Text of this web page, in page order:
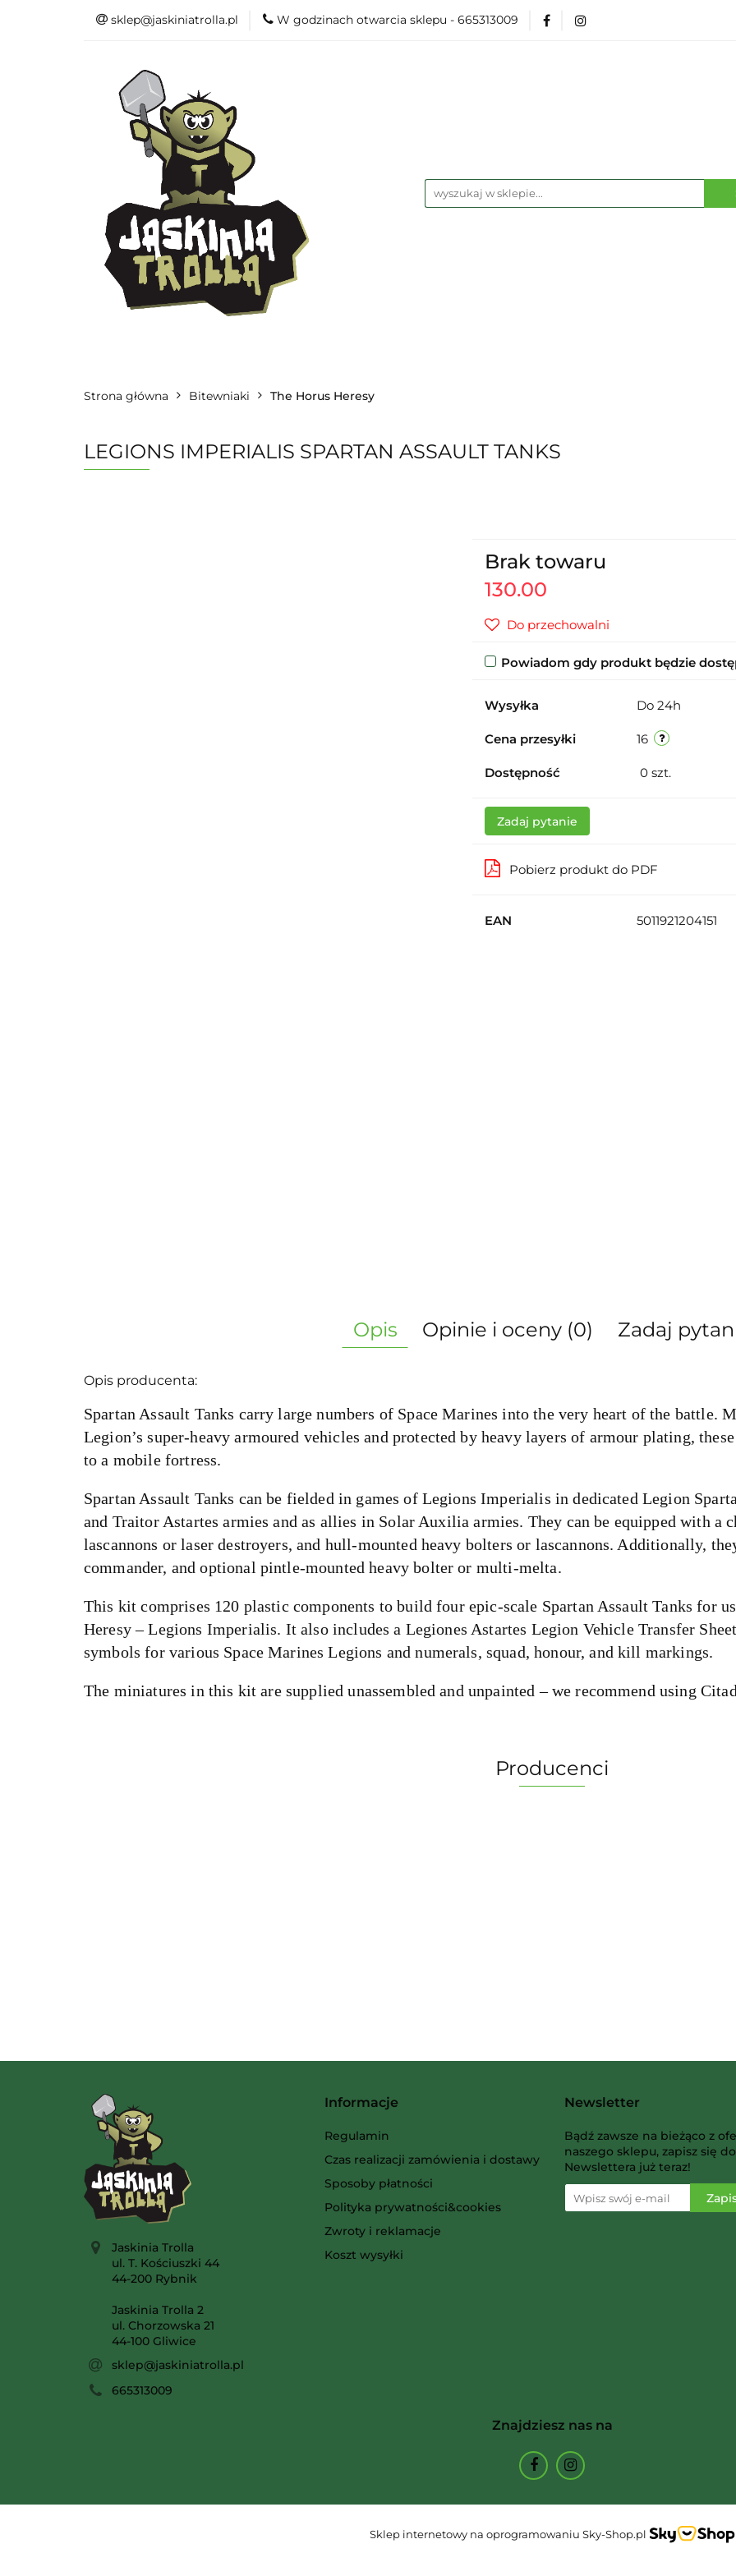
sklep@jaskiniatrolla.pl W godzinach otwarcia sklepu - 665313009
Strona główna Bitewniaki The Horus Heresy
LEGIONS IMPERIALIS SPARTAN ASSAULT TANKS
Brak towaru
130.00
Do przechowalni
Powiadom gdy produkt będzie
Wysyłka Do 24h
Cena przesyłki 16
Dostępność 0 szt.
Zadaj pytanie
Pobierz produkt do PDF
EAN 5011921204151
Opis Opinie i oceny (0) Zadaj
Opis producenta:
Spartan Assault Tanks carry large numbers of Space Marines into the very heart of the battle.
Legion’s super-heavy armoured vehicles and protected by heavy layers of armour plating,
to a mobile fortress.
Spartan Assault Tanks can be fielded in games of Legions Imperialis in dedicated Legion
and Traitor Astartes armies and as allies in Solar Auxilia armies. They can be equipped with a
lascannons or laser destroyers, and hull-mounted heavy bolters or lascannons. Additionally,
commander, and optional pintle-mounted heavy bolter or multi-melta.
This kit comprises 120 plastic components to build four epic-scale Spartan Assault Tanks for
Heresy – Legions Imperialis. It also includes a Legiones Astartes Legion Vehicle Transfer
symbols for various Space Marines Legions and numerals, squad, honour, and kill markings.
The miniatures in this kit are supplied unassembled and unpainted – we recommend using
Producenci
AMIGO Spiel
Jaskinia Trolla
ul. T. Kościuszki 44
44-200 Rybnik
Jaskinia Trolla 2
ul. Chorzowska 21
44-100 Gliwice
sklep@jaskiniatrolla.pl
665313009
Informacje
Regulamin
Czas realizacji zamówienia i dostawy
Sposoby płatności
Polityka prywatności&cookies
Zwroty i reklamacje
Koszt wysyłki
Newsletter
Bądź zawsze na bieżąco z
naszego sklepu, zapisz się do
Newslettera już teraz!
Znajdziesz nas na
Sklep internetowy na oprogramowaniu Sky-Shop.pl